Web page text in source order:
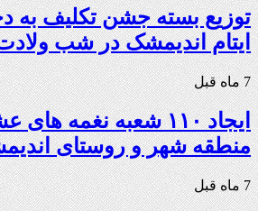
توزیع بسته جشن تکلیف به
ایتام اندیمشک در شب
7 ماه قبل
منطقه شهر و روستای
7 ماه قبل